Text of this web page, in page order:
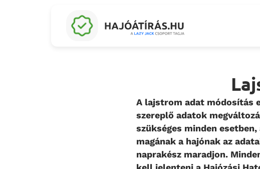
A lajstrom adat módosítás
szereplő adatok
szükséges minden
magának a hajónak az
naprakész maradjon.